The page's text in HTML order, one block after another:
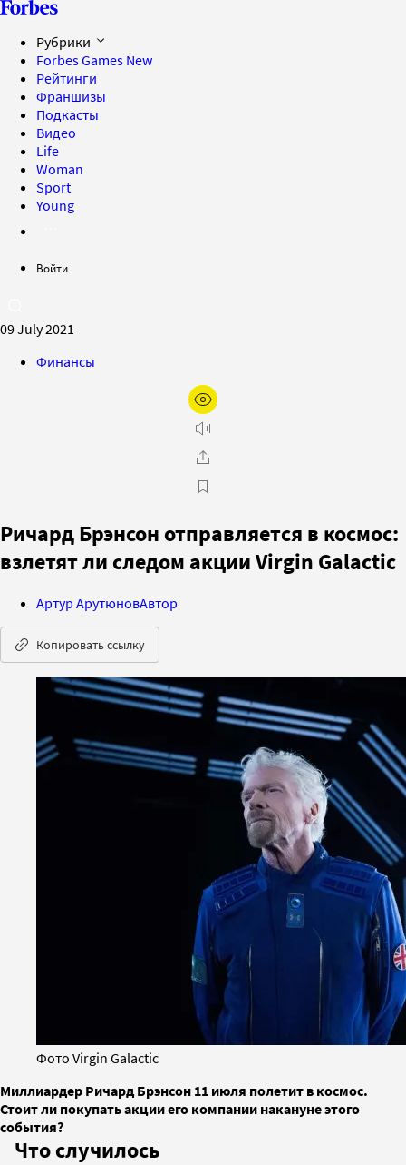
Рубрики
Forbes Games New
Рейтинги
Франшизы
Подкасты
Видео
Life
Woman
Sport
Young
Войти
09 July 2021
Финансы
Ричард Брэнсон отправляется в космос:
взлетят ли следом акции Virgin Galactic
Артур АрутюновАвтор
Копировать ссылку
Фото Virgin Galactic
Миллиардер Ричард Брэнсон 11 июля полетит в космос.
Стоит ли покупать акции его компании накануне этого
события?
Что случилось